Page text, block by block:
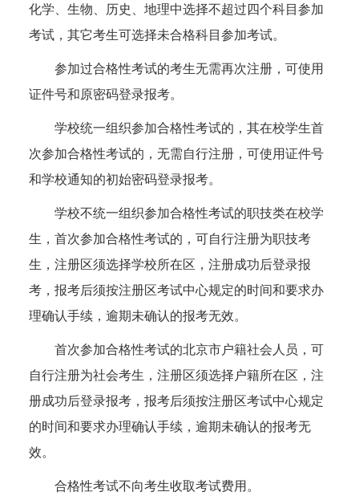
化学、生物、历史、地理中选择不超过四个科目参加
考试，其它考生可选择未合格科目参加考试。
参加过合格性考试的考生无需再次注册，可使用
证件号和原密码登录报考。
学校统一组织参加合格性考试的，其在校学生首
次参加合格性考试的，无需自行注册，可使用证件号
和学校通知的初始密码登录报考。
学校不统一组织参加合格性考试的职技类在校学
生，首次参加合格性考试的，可自行注册为职技考
生，注册区须选择学校所在区，注册成功后登录报
考，报考后须按注册区考试中心规定的时间和要求办
理确认手续，逾期未确认的报考无效。
首次参加合格性考试的北京市户籍社会人员，可
自行注册为社会考生，注册区须选择户籍所在区，注
册成功后登录报考，报考后须按注册区考试中心规定
的时间和要求办理确认手续，逾期未确认的报考无
效。
合格性考试不向考生收取考试费用。